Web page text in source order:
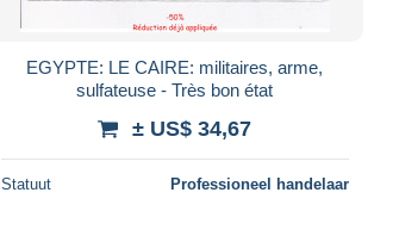
EGYPTE: LE CAIRE: militaires, arme,
sulfateuse - Très bon état
± US$ 34,67
Statuut Professioneel handelaar